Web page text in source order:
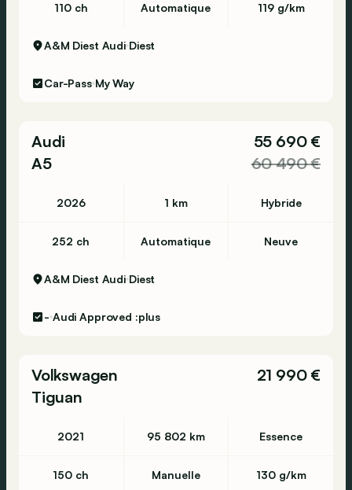
110 ch Automatique 119 g/km
A&M Diest Audi Diest
Car-Pass My Way
Audi
A5
55 690 €
60 490 €
2026 1 km Hybride
252 ch Automatique Neuve
A&M Diest Audi Diest
- Audi Approved :plus
Volkswagen
Tiguan
21 990 €
2021 95 802 km Essence
150 ch Manuelle 130 g/km